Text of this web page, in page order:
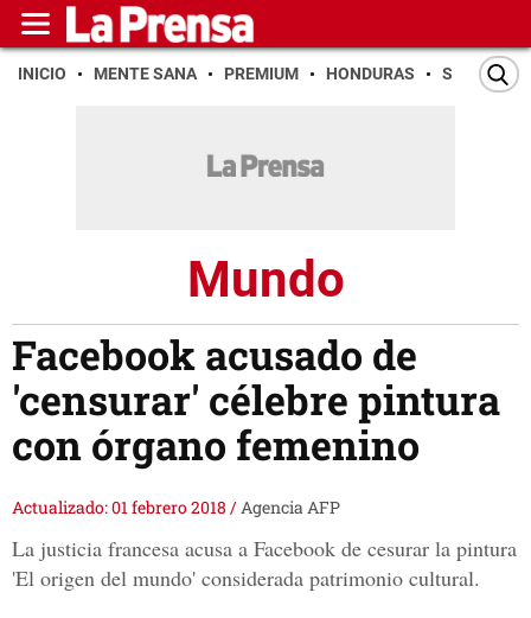
INICIO MENTE SANA PREMIUM HONDURAS SAN PEDRO
Mundo
Facebook acusado de
'censurar' célebre pintura
con órgano femenino
Actualizado: 01 febrero 2018 /Agencia AFP
La justicia francesa acusa a Facebook de cesurar la pintura
'El origen del mundo' considerada patrimonio cultural.